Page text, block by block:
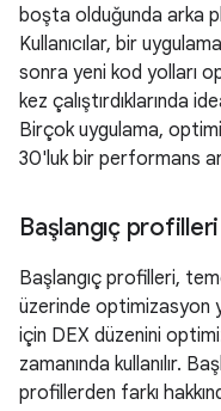
boşta olduğunda arka
Kullanıcılar, bir
sonra yeni kod yolları
kez çalıştırdıklarında
Birçok uygulama,
30'luk bir performans
Başlangıç profilleri
Başlangıç profilleri,
üzerinde optimizasyon
için DEX düzenini
zamanında kullanılır.
profillerden farkı